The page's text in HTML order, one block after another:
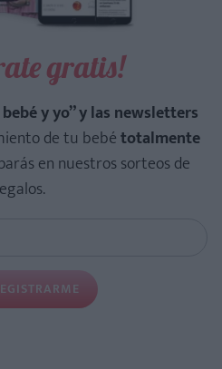
gratis!
y yo” y las newsletters
de tu bebétotalmente
en nuestros sorteos de